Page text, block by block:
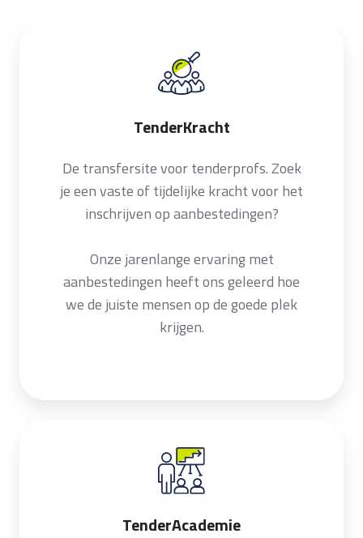
TenderKracht
De transfersite voor tenderprofs. Zoek
je een vaste of tijdelijke kracht voor het
inschrijven op aanbestedingen?
Onze jarenlange ervaring met
aanbestedingen heeft ons geleerd hoe
we de juiste mensen op de goede plek
krijgen.
TenderAcademie